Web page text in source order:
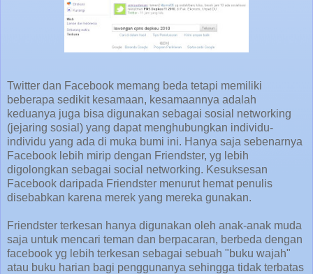
Twitter dan Facebook memang beda tetapi memiliki
beberapa sedikit kesamaan, kesamaannya adalah
keduanya juga bisa digunakan sebagai sosial networking
(jejaring sosial) yang dapat menghubungkan individu-
individu yang ada di muka bumi ini. Hanya saja sebenarnya
Facebook lebih mirip dengan Friendster, yg lebih
digolongkan sebagai social networking. Kesuksesan
Facebook daripada Friendster menurut hemat penulis
disebabkan karena merek yang mereka gunakan.
Friendster terkesan hanya digunakan oleh anak-anak muda
saja untuk mencari teman dan berpacaran, berbeda dengan
facebook yg lebih terkesan sebagai sebuah "buku wajah"
atau buku harian bagi penggunanya sehingga tidak terbatas